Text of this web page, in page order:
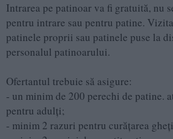
Intrarea pe patinoar va fi gratuită, nu
pentru intrare sau pentru patine.
patinele proprii sau patinele puse la
personalul patinoarului.
Ofertantul trebuie să asigure:
- un minim de 200 perechi de patine.
pentru adulți;
- minim 2 razuri pentru curățarea